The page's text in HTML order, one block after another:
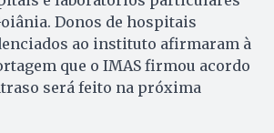
Donos de hospitais
ao instituto afirmaram à
que o IMAS firmou acordo
será feito na próxima